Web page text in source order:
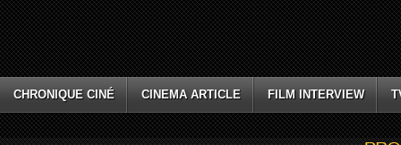
CHRONIQUE CINÉ CINEMA ARTICLE FILM INTERVIEW